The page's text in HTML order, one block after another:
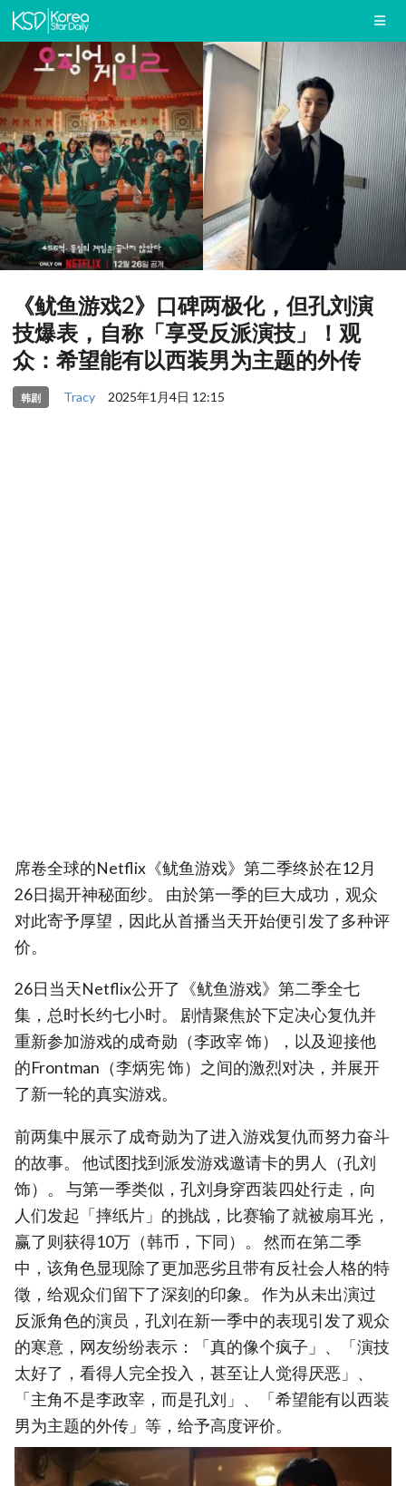
《鱿鱼游戏2》口碑两极化，但孔刘演
技爆表，自称「享受反派演技」！观
众：希望能有以西装男为主题的外传
韩剧 Tracy 2025年1月4日 12:15
席卷全球的Netflix《鱿鱼游戏》第二季终於在12月
26日揭开神秘面纱。 由於第一季的巨大成功，观众
对此寄予厚望，因此从首播当天开始便引发了多种评
价。
26日当天Netflix公开了《鱿鱼游戏》第二季全七
集，总时长约七小时。 剧情聚焦於下定决心复仇并
重新参加游戏的成奇勋（李政宰 饰），以及迎接他
的Frontman（李炳宪 饰）之间的激烈对决，并展开
了新一轮的真实游戏。
前两集中展示了成奇勋为了进入游戏复仇而努力奋斗
的故事。 他试图找到派发游戏邀请卡的男人（孔刘
饰）。 与第一季类似，孔刘身穿西装四处行走，向
人们发起「摔纸片」的挑战，比赛输了就被扇耳光，
赢了则获得10万（韩币，下同）。 然而在第二季
中，该角色显现除了更加恶劣且带有反社会人格的特
徵，给观众们留下了深刻的印象。 作为从未出演过
反派角色的演员，孔刘在新一季中的表现引发了观众
的寒意，网友纷纷表示：「真的像个疯子」、「演技
太好了，看得人完全投入，甚至让人觉得厌恶」、
「主角不是李政宰，而是孔刘」、「希望能有以西装
男为主题的外传」等，给予高度评价。